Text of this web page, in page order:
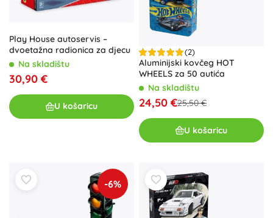
Play House autoservis –
dvoetažna radionica za djecu
Na skladištu
30,90 €
U košaricu
(2)
Aluminijski kovčeg HOT
WHEELS za 50 autića
Na skladištu
24,50 €25,50 €
U košaricu
-6%